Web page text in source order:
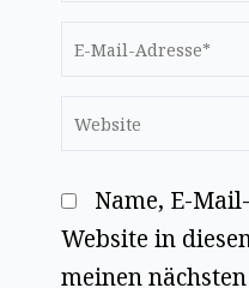
E-
Adresse*
Website
Name, E-
Website in
meinen